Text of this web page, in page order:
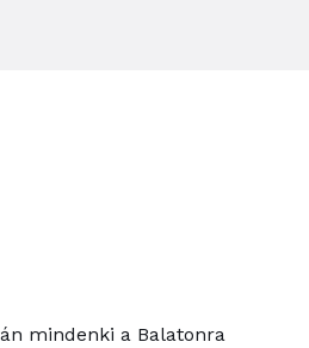
mindenki a Balatonra